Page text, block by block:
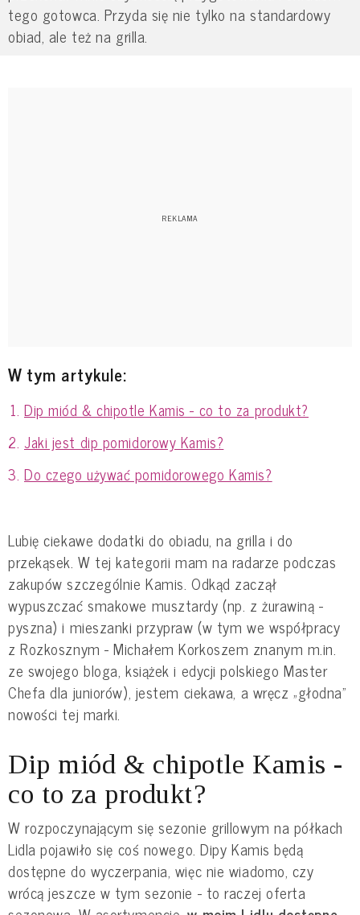
tego gotowca. Przyda się nie tylko na standardowy
obiad, ale też na grilla.
W tym artykule:
Dip miód & chipotle Kamis - co to za produkt?
Jaki jest dip pomidorowy Kamis?
Do czego używać pomidorowego Kamis?
Lubię ciekawe dodatki do obiadu, na grilla i do
przekąsek. W tej kategorii mam na radarze podczas
zakupów szczególnie Kamis. Odkąd zaczął
wypuszczać smakowe musztardy (np. z żurawiną -
pyszna) i mieszanki przypraw (w tym we współpracy
z Rozkosznym - Michałem Korkoszem znanym m.in.
ze swojego bloga, książek i edycji polskiego Master
Chefa dla juniorów), jestem ciekawa, a wręcz „głodna”
nowości tej marki.
Dip miód & chipotle Kamis -
co to za produkt?
W rozpoczynającym się sezonie grillowym na półkach
Lidla pojawiło się coś nowego. Dipy Kamis będą
dostępne do wyczerpania, więc nie wiadomo, czy
wrócą jeszcze w tym sezonie - to raczej oferta